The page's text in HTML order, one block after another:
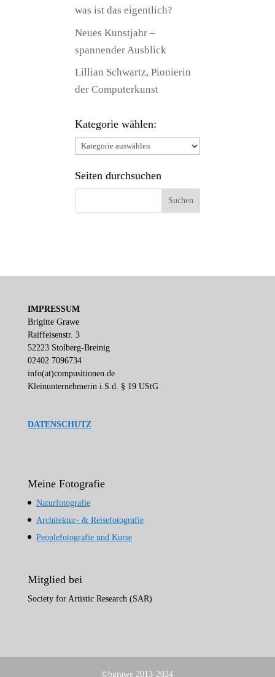
was ist das eigentlich?
Neues Kunstjahr –
spannender Ausblick
Lillian Schwartz, Pionierin
der Computerkunst
Kategorie wählen:
Kategorie
Seiten durchsuchen
IMPRESSUM
Brigitte Grawe
Raiffeisenstr. 3
52223 Stolberg-Breinig
02402 7096734
info(at)compusitionen.de
Kleinunternehmerin i.S.d. § 19 UStG
DATENSCHUTZ
Meine Fotografie
Naturfotografie
Architektur- & Reisefotografie
Peoplefotografie und Kurse
Mitglied bei
Society for Artistic Research (SAR)
©bgrawe 2013-2024